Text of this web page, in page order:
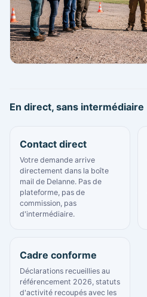
En direct, sans intermédiaire
Contact direct
Votre demande arrive
directement dans la boîte
mail de Delanne. Pas de
plateforme, pas de
commission, pas
d'intermédiaire.
Cadre conforme
Déclarations recueillies au
référencement 2026, statuts
d'activité recoupés avec les